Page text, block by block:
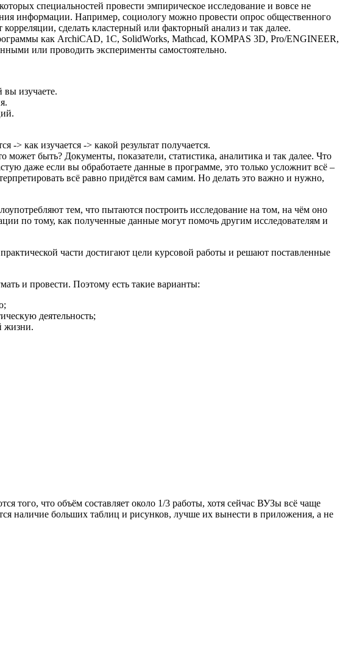
специальностей провести эмпирическое исследование и вовсе не
информации. Например, социологу можно провести опрос общественного
сделать кластерный или факторный анализ и так далее.
как ArchiCAD, 1С, SolidWorks, Mathcad, KOMPAS 3D, Pro/ENGINEER,
или проводить эксперименты самостоятельно.
вы изучаете.
-> как изучается -> какой результат получается.
быть? Документы, показатели, статистика, аналитика и так далее. Что
даже если вы обработаете данные в программе, это только усложнит всё –
всё равно придётся вам самим. Но делать это важно и нужно,
тем, что пытаются построить исследование на том, на чём оно
по тому, как полученные данные могут помочь другим исследователям и
части достигают цели курсовой работы и решают поставленные
и провести. Поэтому есть такие варианты:
деятельность;
жизни.
того, что объём составляет около 1/3 работы, хотя сейчас ВУЗы всё чаще
наличие больших таблиц и рисунков, лучше их вынести в приложения, а не